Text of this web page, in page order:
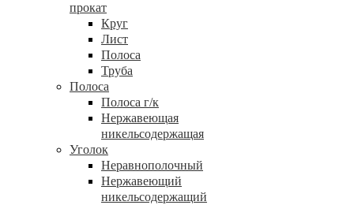
прокат
Круг
Лист
Полоса
Труба
Полоса
Полоса г/к
Нержавеющая
никельсодержащая
Уголок
Неравнополочный
Нержавеющий
никельсодержащий